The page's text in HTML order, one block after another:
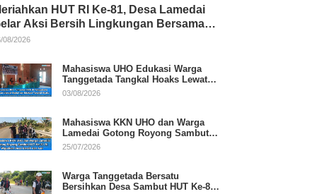
HUT RI Ke-81, Desa Lamedai
Aksi Bersih Lingkungan Bersama
Polri
08/2026
Mahasiswa UHO Edukasi Warga
Tanggetada Tangkal Hoaks Lewat
Program Literasi
03/08/2026
Mahasiswa KKN UHO dan Warga
Lamedai Gotong Royong Sambut
HUT Ke-81 RI
25/07/2026
Warga Tanggetada Bersatu
Bersihkan Desa Sambut HUT Ke-81